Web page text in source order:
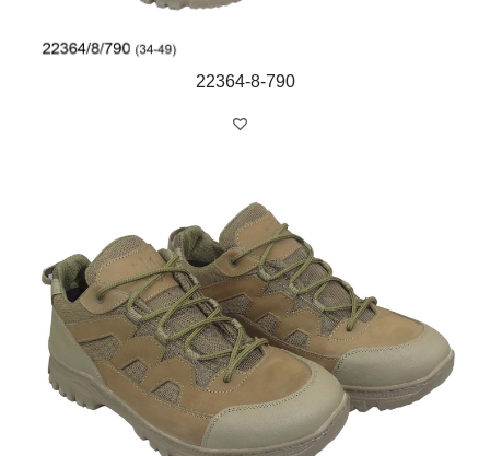
22364-8-790
вул. С. Москаленка, 18-а
Понеділок
9:00 - 17:00
Вівторок
9:00 - 17:00
Середа
9:00 - 17:00
Четвер
9:00 - 17:00
П’ятниця
9:00 - 17:00
© 2018 BISTFOR
Powered by
Sayen